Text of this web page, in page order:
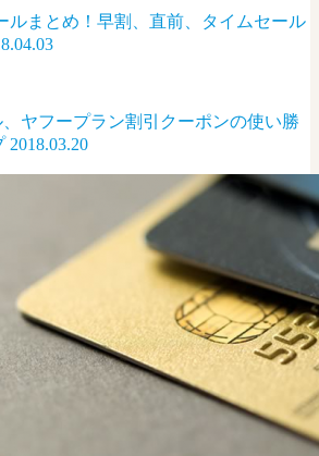
ルまとめ！早割、直前、タイムセール
、ヤフープラン割引クーポンの使い勝
2018.03.20